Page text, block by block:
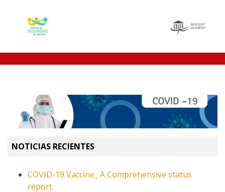
NOTICIAS RECIENTES
COVID-19 Vaccine_ A Comprehensive status
report